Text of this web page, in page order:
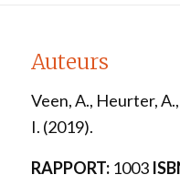
Auteurs
Veen, A., Heurter,
I. (2019).
RAPPORT:1003